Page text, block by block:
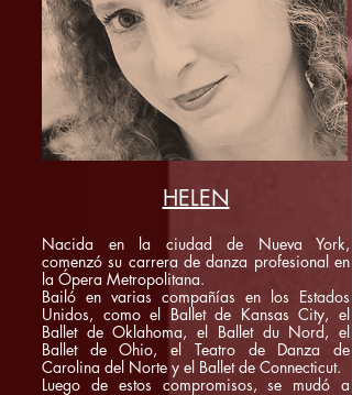
HELEN
Nacida en la ciudad de Nueva York,
comenzó su carrera de danza profesional en
la Ópera Metropolitana.
Bailó en varias compañías en los Estados
Unidos, como el Ballet de Kansas City, el
Ballet de Oklahoma, el Ballet du Nord, el
Ballet de Ohio, el Teatro de Danza de
Carolina del Norte y el Ballet de Connecticut.
Luego de estos compromisos, se mudó a